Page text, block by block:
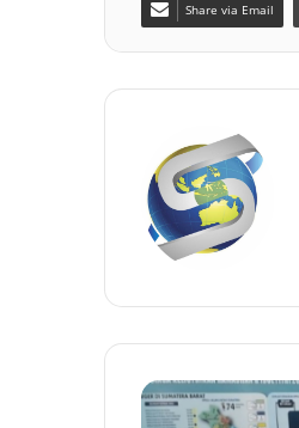
Share via Email